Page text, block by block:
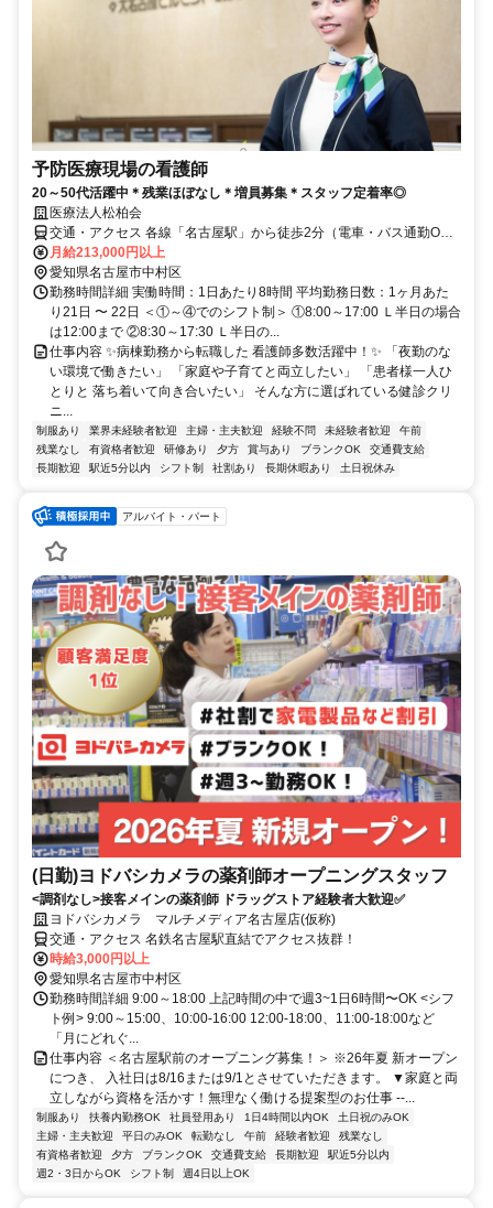
予防医療現場の看護師
20～50代活躍中＊残業ほぼなし＊増員募集＊スタッフ定着率◎
医療法人松柏会
交通・アクセス 各線「名古屋駅」から徒歩2分（電車・バス通勤OK
／車通勤不可）
月給213,000円以上
愛知県名古屋市中村区
勤務時間詳細 実働時間：1日あたり8時間 平均勤務日数：1ヶ月あた
り21日 〜 22日 ＜①～④でのシフト制＞ ①8:00～17:00 Ｌ半日の場合
は12:00まで ②8:30～17:30 Ｌ半日の...
仕事内容 ✨病棟勤務から転職した 看護師多数活躍中！✨ 「夜勤のな
い環境で働きたい」 「家庭や子育てと両立したい」 「患者様一人ひ
とりと 落ち着いて向き合いたい」 そんな方に選ばれている健診クリ
ニ...
制服あり 業界未経験者歓迎 主婦・主夫歓迎 経験不問 未経験者歓迎
午前
残業なし
有資格者歓迎 研修あり 夕方 賞与あり ブランクOK
交通費支給
長期歓迎
駅近5分以内 シフト制 社割あり 長期休暇あり 土日祝休み
アルバイト・パート
(日勤)ヨドバシカメラの薬剤師オープニングスタッフ
<調剤なし>接客メインの薬剤師 ドラッグストア経験者大歓迎✅
ヨドバシカメラ マルチメディア名古屋店(仮称)
交通・アクセス 名鉄名古屋駅直結でアクセス抜群！
時給3,000円以上
愛知県名古屋市中村区
勤務時間詳細 9:00～18:00 上記時間の中で週3~1日6時間〜OK <シフ
ト例> 9:00～15:00、10:00-16:00 12:00-18:00、11:00-18:00など
「月にどれぐ...
仕事内容 ＜名古屋駅前のオープニング募集！＞ ※26年夏 新オープン
につき、 入社日は8/16または9/1とさせていただきます。 ▼家庭と両
立しながら資格を活かす！無理なく働ける提案型のお仕事 ‐‐...
制服あり 扶養内勤務OK 社員登用あり 1日4時間以内OK
土日祝のみOK
主婦・主夫歓迎
平日のみOK 転勤なし 午前 経験者歓迎
残業なし
有資格者歓迎
夕方 ブランクOK 交通費支給 長期歓迎
駅近5分以内
週2・3日からOK
シフト制 週4日以上OK